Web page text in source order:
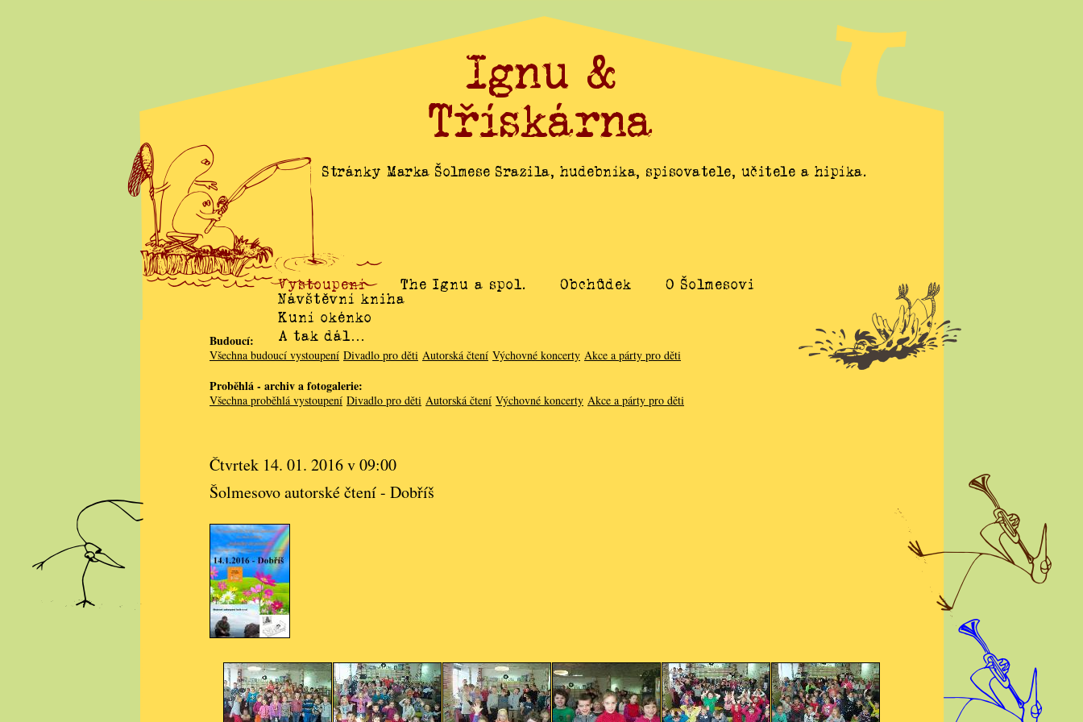
Ignu &
Třískárna
Stránky Marka Šolmese Srazila, hudebníka, spisovatele, učitele a hipíka.
Vystoupení The Ignu a spol. Obchůdek
O Šolmesovi
Návštěvní kniha
Kuní okénko
A tak dál…
Budoucí:
Všechna budoucí vystoupení Divadlo pro děti Autorská čtení Výchovné koncerty Akce a párty pro děti
Proběhlá - archiv a fotogalerie:
Všechna proběhlá vystoupení Divadlo pro děti Autorská čtení Výchovné koncerty Akce a párty pro děti
Čtvrtek 14. 01. 2016 v 09:00
Šolmesovo autorské čtení - Dobříš